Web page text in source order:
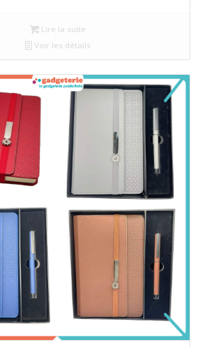
د.م.0.
Lire la suite
Voir les détails